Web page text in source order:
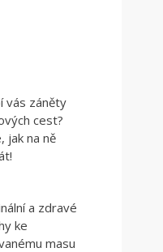
vás záněty
cest?
jak na ně
a zdravé
ke
masu